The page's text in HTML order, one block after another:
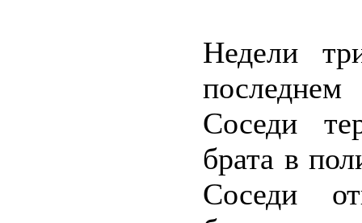
Недели
Соседи
брата в
Соседи